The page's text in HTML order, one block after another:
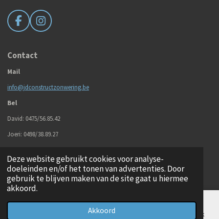
Deze website gebruikt cookies voor analyse-
doeleinden en/of het tonen van advertenties. Door
gebruik te blijven maken van de site gaat u hiermee
akkoord.
Akkoord
F
a
e
o
o
k
I
n
r
a
Contact
Mail
info@jdconstructzonwering.be
Bel
David: 0475/56.85.42
Joeri: 0498/38.89.27
© 2020 - 2026 J&D Construct
Powered byJouwWeb
Telefoonnummer Facebook